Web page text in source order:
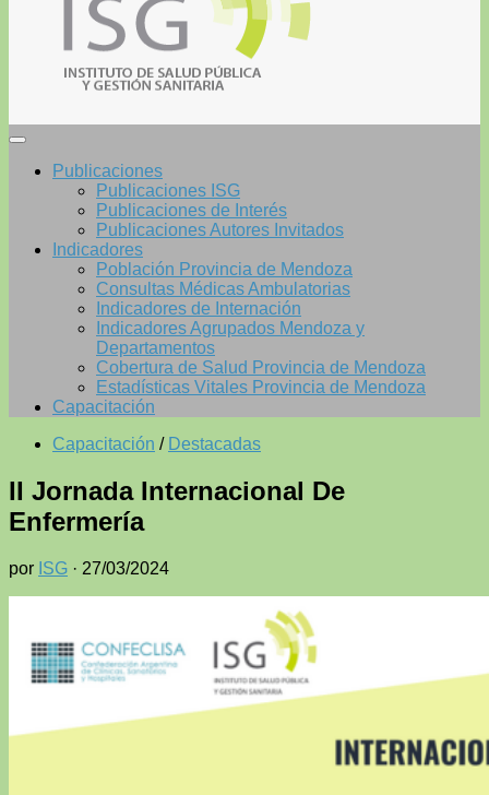
Publicaciones
Publicaciones ISG
Publicaciones de Interés
Publicaciones Autores Invitados
Indicadores
Población Provincia de Mendoza
Consultas Médicas Ambulatorias
Indicadores de Internación
Indicadores Agrupados Mendoza y
Departamentos
Cobertura de Salud Provincia de Mendoza
Estadísticas Vitales Provincia de Mendoza
Capacitación
Capacitación / Destacadas
II Jornada Internacional De
Enfermería
por ISG · 27/03/2024